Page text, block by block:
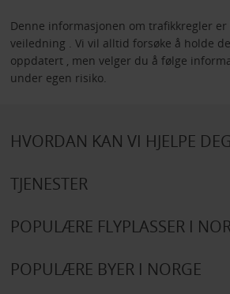
Denne informasjonen om trafikkregler
veiledning . Vi vil alltid forsøke å holde
oppdatert , men velger du å følge
under egen risiko.
HVORDAN KAN VI HJELPE
TJENESTER
POPULÆRE FLYPLASSER I
POPULÆRE BYER I NORGE